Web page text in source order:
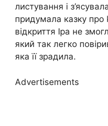
листування і
придумала казку про
відкриття Іра не
який так легко
яка її зрадила.
Advertisements